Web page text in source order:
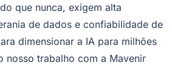
que nunca, exigem alta
de dados e confiabilidade de
dimensionar a IA para milhões
nosso trabalho com a Mavenir